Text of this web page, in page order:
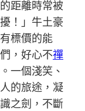
距離時常被
！」牛土豪
標價的能
，好心不禪
一個淺笑、
的旅途，凝
之劍，不斷